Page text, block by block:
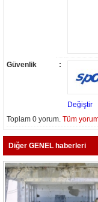
Güvenlik :
Değiştir
Toplam 0 yorum. Tüm
Diğer GENEL haberleri